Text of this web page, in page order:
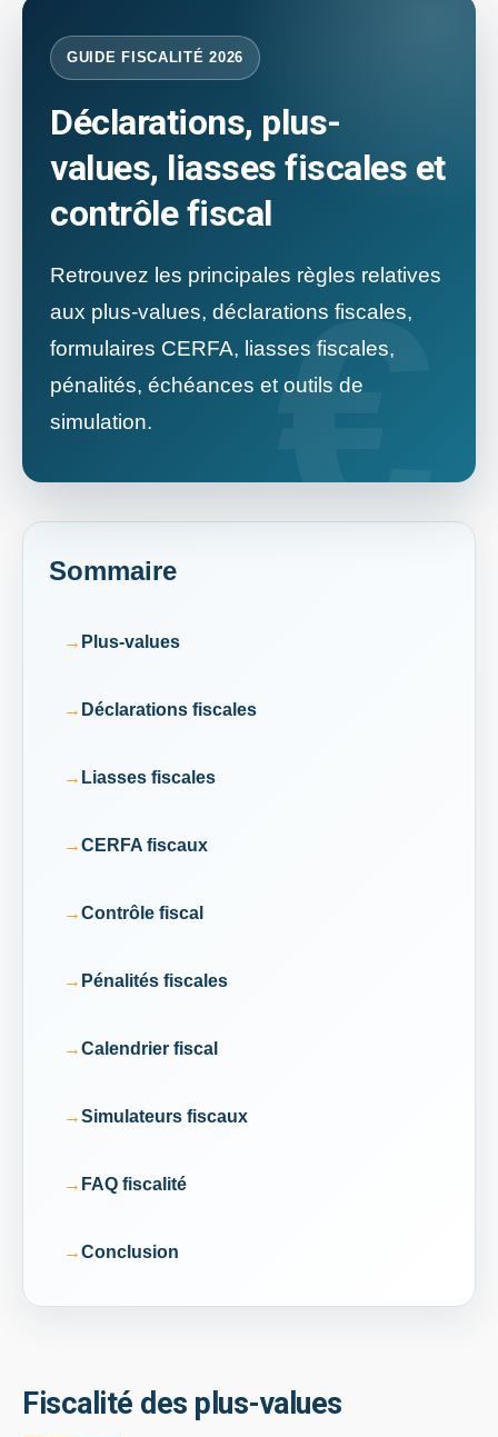
GUIDE FISCALITÉ 2026
Déclarations, plus-
values, liasses fiscales et
contrôle fiscal
Retrouvez les principales règles relatives
aux plus-values, déclarations fiscales,
formulaires CERFA, liasses fiscales,
pénalités, échéances et outils de
simulation.
Sommaire
Plus-values
Déclarations fiscales
Liasses fiscales
CERFA fiscaux
Contrôle fiscal
Pénalités fiscales
Calendrier fiscal
Simulateurs fiscaux
FAQ fiscalité
Conclusion
Fiscalité des plus-values